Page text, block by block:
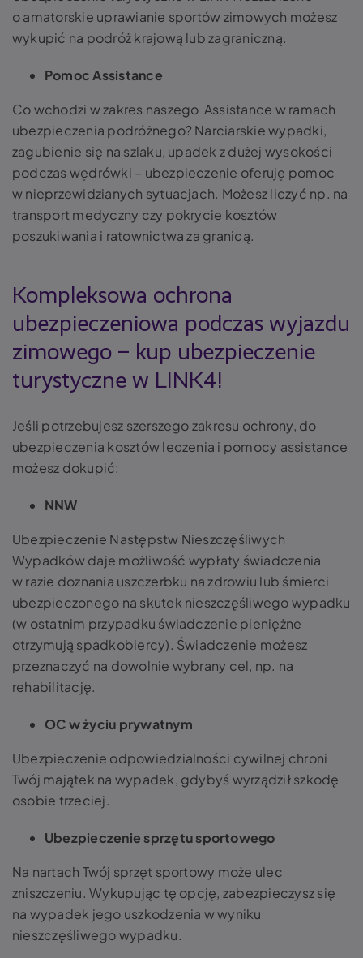
o amatorskie uprawianie sportów zimowych możesz
wykupić na podróż krajową lub zagraniczną.
Pomoc Assistance
Co wchodzi w zakres naszego Assistance w ramach
ubezpieczenia podróżnego? Narciarskie wypadki,
zagubienie się na szlaku, upadek z dużej wysokości
podczas wędrówki – ubezpieczenie oferuję pomoc
w nieprzewidzianych sytuacjach. Możesz liczyć np. na
transport medyczny czy pokrycie kosztów
poszukiwania i ratownictwa za granicą.
Kompleksowa ochrona
ubezpieczeniowa podczas wyjazdu
zimowego – kup ubezpieczenie
turystyczne w LINK4!
Jeśli potrzebujesz szerszego zakresu ochrony, do
ubezpieczenia kosztów leczenia i pomocy assistance
możesz dokupić:
NNW
Ubezpieczenie Następstw Nieszczęśliwych
Wypadków daje możliwość wypłaty świadczenia
w razie doznania uszczerbku na zdrowiu lub śmierci
ubezpieczonego na skutek nieszczęśliwego wypadku
(w ostatnim przypadku świadczenie pieniężne
otrzymują spadkobiercy). Świadczenie możesz
przeznaczyć na dowolnie wybrany cel, np. na
rehabilitację.
OC w życiu prywatnym
Ubezpieczenie odpowiedzialności cywilnej chroni
Twój majątek na wypadek, gdybyś wyrządził szkodę
osobie trzeciej.
Ubezpieczenie sprzętu sportowego
Na nartach Twój sprzęt sportowy może ulec
zniszczeniu. Wykupując tę opcję, zabezpieczysz się
na wypadek jego uszkodzenia w wyniku
nieszczęśliwego wypadku.